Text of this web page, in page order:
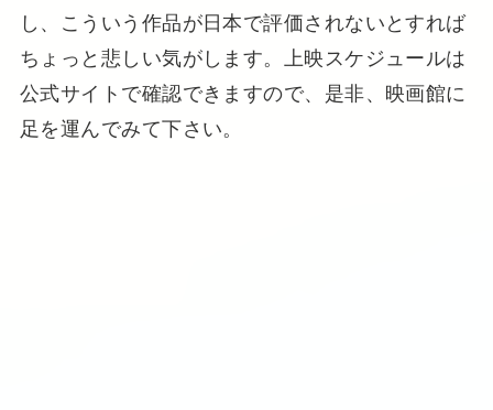
し、こういう作品が日本で評価されないとすれば
ちょっと悲しい気がします。上映スケジュールは
公式サイトで確認できますので、是非、映画館に
足を運んでみて下さい。